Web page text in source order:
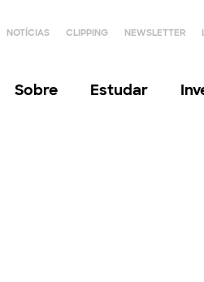
NOTÍCIAS CLIPPING NEWSLETTER
Sobre Estudar